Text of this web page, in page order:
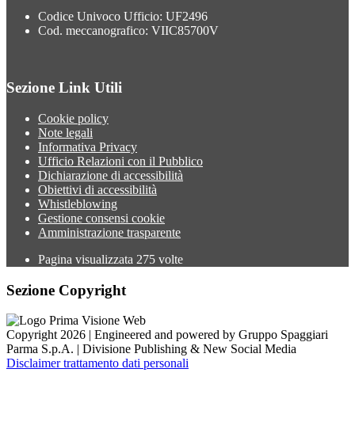
Codice Univoco Ufficio: UF2496
Cod. meccanografico: VIIC85700V
Sezione Link Utili
Cookie policy
Note legali
Informativa Privacy
Ufficio Relazioni con il Pubblico
Dichiarazione di accessibilità
Obiettivi di accessibilità
Whistleblowing
Gestione consensi cookie
Amministrazione trasparente
Pagina visualizzata 275 volte
Sezione Copyright
Copyright 2026 | Engineered and powered by Gruppo Spaggiari
Parma S.p.A. | Divisione Publishing & New Social Media
Disclaimer trattamento dati personali